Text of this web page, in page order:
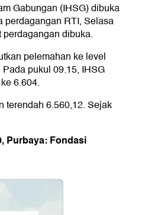
Gabungan (IHSG) dibuka
perdagangan RTI, Selasa
dibuka.
pelemahan ke level
pukul 09.15, IHSG
6.604.
terendah 6.560,12. Sejak
Purbaya: Fondasi